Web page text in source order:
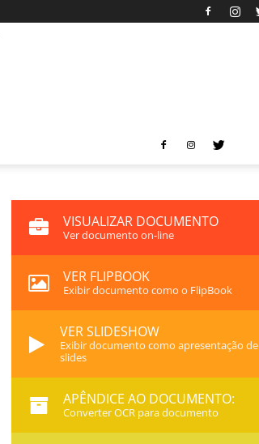
VISUALIZAR DOCUMENTO
Ver documento on-line
VER FLIPBOOK
Exibir documento como o FlipBook
VER SLIDESHOW
Exibir documento como apresentação de
slides
APÊNDICE AO DOCUMENTO:
Converter OCR para documento